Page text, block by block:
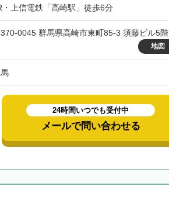
・上信電鉄「高崎駅」徒歩6分
0045 群馬県高崎市東町85-3 須藤ビル5階
地図
24時間いつでも受付中
メールで問い合わせる